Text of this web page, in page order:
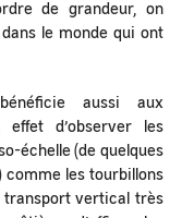
de grandeur, on
le monde qui ont
aussi aux
effet d’observer les
échelle (de quelques
comme les tourbillons
transport vertical très